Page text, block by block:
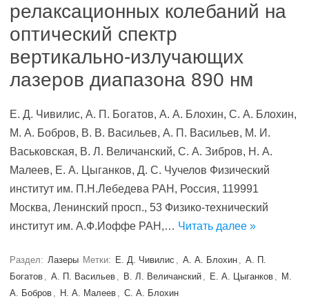
релаксационных колебаний на
оптический спектр
вертикально-излучающих
лазеров диапазона 890 нм
E. Д. Чивилис, А. П. Богатов, А. А. Блохин, С. А. Блохин,
М. А. Бобров, В. В. Васильев, А. П. Васильев, М. И.
Васьковская, В. Л. Величанский, С. А. Зибров, Н. А.
Малеев, Е. А. Цыганков, Д. С. Чучелов Физический
институт им. П.Н.Лебедева РАН, Россия, 119991
Москва, Ленинский просп., 53 Физико-технический
институт им. А.Ф.Иоффе РАН,… Читать далее »
Раздел: Лазеры Метки: E. Д. Чивилис , А. А. Блохин , А. П.
Богатов , А. П. Васильев , В. Л. Величанский , Е. А. Цыганков , М.
А. Бобров , Н. А. Малеев , С. А. Блохин